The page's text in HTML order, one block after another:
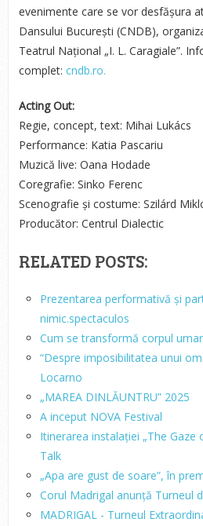
evenimente care se vor desfășura
Dansului București (CNDB),
Teatrul Național „I. L. Caragiale”.
complet: cndb.ro.
Acting Out:
Regie, concept, text: Mihai Lukács
Performance: Katia Pascariu
Muzică live: Oana Hodade
Coregrafie: Sinko Ferenc
Scenografie și costume: Szilárd
Producător: Centrul Dialectic
RELATED POSTS:
Prezentarea performativă și
nimic.spectaculos
Cum se transformă corpul
“Despre imposibilitatea unui
Locarno
„MAREA DINLĂUNTRU” 2025
A inceput NOVA Festival
Itinerarea instalației „The Gaze
Talk
„Apa are gust de soare”, în
Corul Madrigal anunță Turneul
MADRIGAL - Turneul